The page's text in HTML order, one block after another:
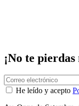
¡No te pierdas
He leído y acepto